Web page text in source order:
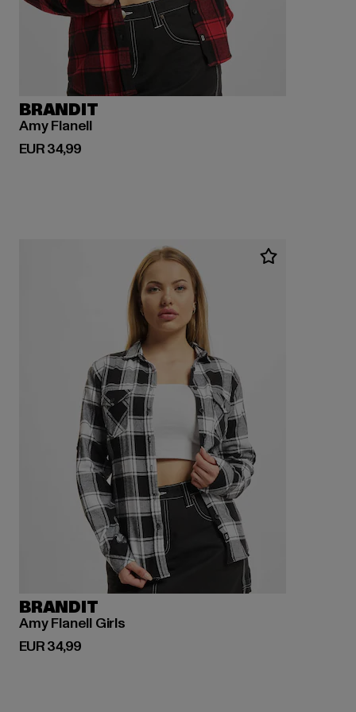
BRANDIT
Amy Flanell
EUR 34,99
Derzeitiger Preis: EUR 34,99
BRANDIT
Amy Flanell Girls
EUR 34,99
Derzeitiger Preis: EUR 34,99